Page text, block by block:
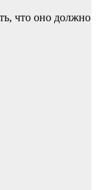
что оно должно